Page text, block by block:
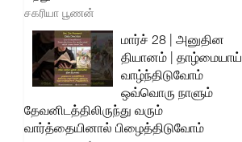
சகரியா பூணன்
மார்ச் 28 | அனுதின
தியானம் | தாழ்மையாய்
வாழ்ந்திடுவோம்
ஒவ்வொரு நாளும்
தேவனிடத்திலிருந்து வரும்
வார்த்தையினால் பிழைத்திடுவோம்